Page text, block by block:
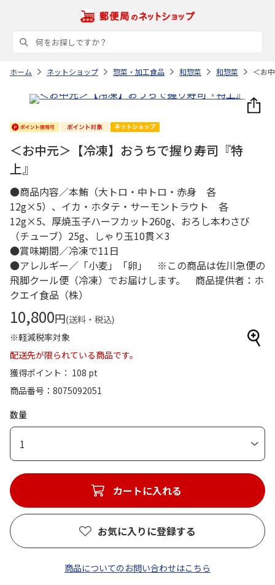
ホーム ネットショップ 惣菜・加工食品 和惣菜 和惣菜 ＜お
＜お中元＞【冷凍】おうちで握り寿司『特
上』
●商品内容／本鮪（大トロ・中トロ・赤身 各
12g×5）、イカ・ホタテ・サーモントラウト 各
12g×5、厚焼玉子ハーフカット260g、おろし本わさび
（チューブ）25g、しゃり玉10貫×3
●賞味期間／冷凍で11日
●アレルギー／「小麦」「卵」 ※この商品は佐川急便の
飛脚クール便（冷凍）でお届けします。 商品提供者：ホ
クエイ食品（株）
10,800円(送料・税込)
※軽減税率対象
配送先が限られている商品です。
獲得ポイント： 108 pt
商品番号
8075092051
数量
1
カートに入れる
お気に入りに登録する
商品についてのお問い合わせはこちら